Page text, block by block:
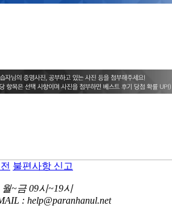
불편사항 신고
~금 09시~19시
: help@paranhanul.net